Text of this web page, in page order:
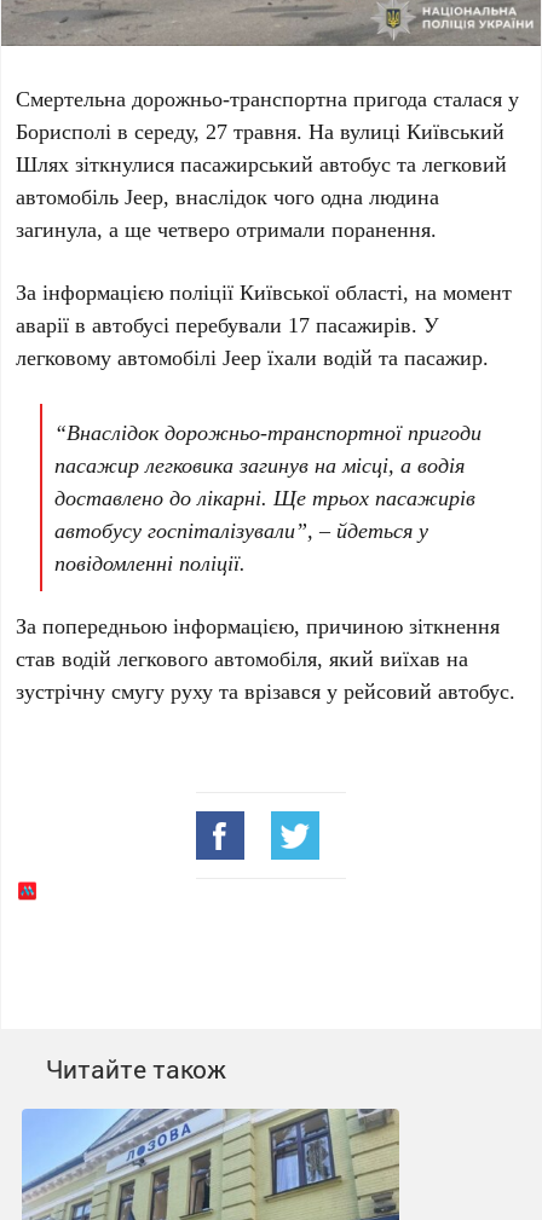
Смертельна дорожньо-транспортна пригода сталася у
Борисполі всереду, 27 травня. Навулиці Київський
Шлях зіткнулися пасажирський автобус та легковий
автомобільJeep, внаслідок чого одна людина
загинула, а ще четверо отримали поранення.
За інформацієюполіції Київської області, на момент
аварії в автобусі перебували 17 пасажирів. У
легковому автомобіліJeep їхали водій та пасажир.
“Внаслідок дорожньо-транспортної пригоди
пасажир легковика загинув на місці, а водія
доставлено до лікарні. Ще трьох пасажирів
автобусу госпіталізували”, – йдеться у
повідомленні поліції.
За попередньою інформацією, причиною зіткнення
став водій легкового автомобіля, який виїхав на
зустрічну смугу руху та врізався у рейсовий автобус.
Читайте також